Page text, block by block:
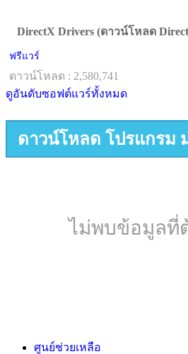
DirectX Drivers (ดาวน์โหลด
ฟรีแวร์
ดาวน์โหลด : 2,580,741
ดูอันดับซอฟต์แวร์ทั้งหมด
ดาวน์โหลด โปรแกรม
ไม่พบข้อมูลที่
ศูนย์ช่วยเหลือ